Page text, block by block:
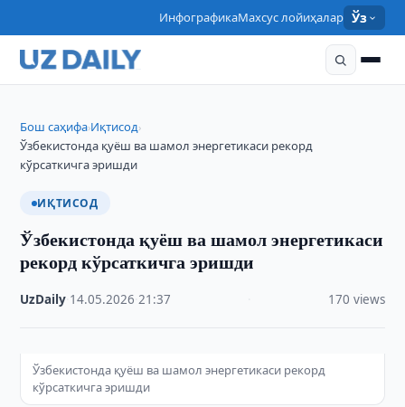
ИнфографикаМахсус лойиҳалар Ўз
Бош саҳифа›Иқтисод›
Ўзбекистонда қуёш ва шамол энергетикаси рекорд
кўрсаткичга эришди
ИҚТИСОД
Ўзбекистонда қуёш ва шамол энергетикаси
рекорд кўрсаткичга эришди
UzDaily 14.05.2026 ·21:37 170 views
Ўзбекистонда қуёш ва шамол энергетикаси рекорд
кўрсаткичга эришди